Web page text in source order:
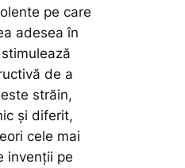
pe care
adesea în
de a
străin,
şi diferit,
cele mai
invenţii pe